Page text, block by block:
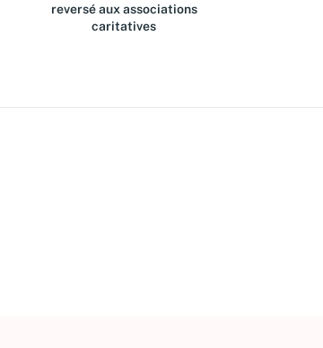
reversé aux associations
caritatives